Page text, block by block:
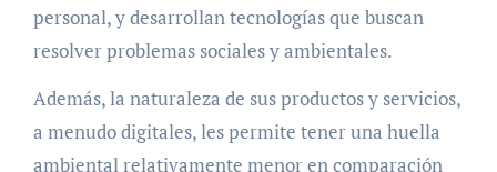
personal, y desarrollan tecnologías que buscan
resolver problemas sociales y ambientales.
Además, la naturaleza de sus productos y servicios,
a menudo digitales, les permite tener una huella
ambiental relativamente menor en comparación